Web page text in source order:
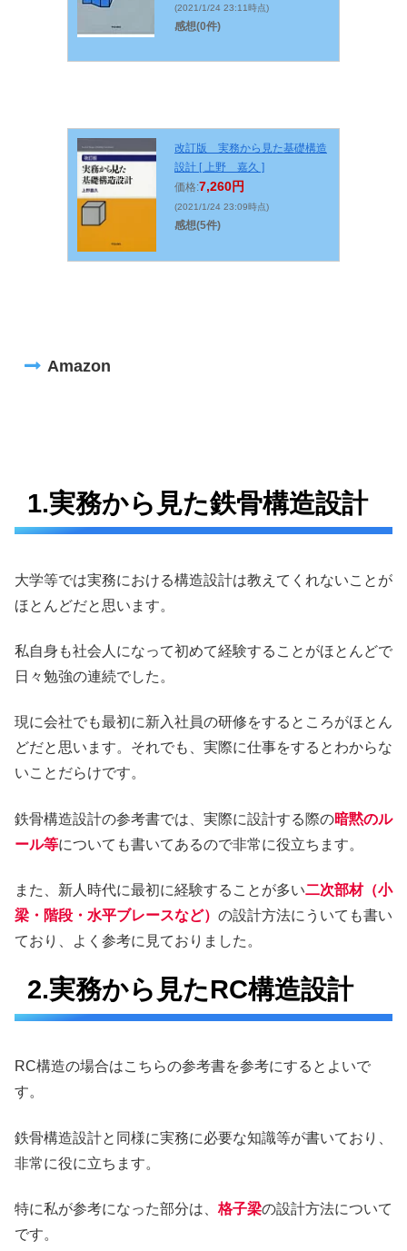
(2021/1/24 23:11時点)
感想(0件)
改訂版 実務から見た基礎構造
設計 [ 上野 嘉久 ]
価格:7,260円
(2021/1/24 23:09時点)
感想(5件)
Amazon
1.実務から見た鉄骨構造設計
大学等では実務における構造設計は教えてくれないことが
ほとんどだと思います。
私自身も社会人になって初めて経験することがほとんどで
日々勉強の連続でした。
現に会社でも最初に新入社員の研修をするところがほとん
どだと思います。それでも、実際に仕事をするとわからな
いことだらけです。
鉄骨構造設計の参考書では、実際に設計する際の暗黙のル
ール等についても書いてあるので非常に役立ちます。
また、新人時代に最初に経験することが多い二次部材（小
梁・階段・水平ブレースなど） の設計方法にういても書い
ており、よく参考に見ておりました。
2.実務から見たRC構造設計
RC構造の場合はこちらの参考書を参考にするとよいで
す。
鉄骨構造設計と同様に実務に必要な知識等が書いており、
非常に役に立ちます。
特に私が参考になった部分は、 格子梁の設計方法について
です。